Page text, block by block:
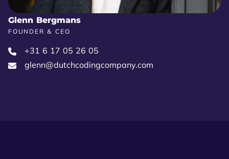
Glenn Bergmans
FOUNDER & CEO
+31 6 17 05 26 05‬
glenn@dutchcodingcompany.com